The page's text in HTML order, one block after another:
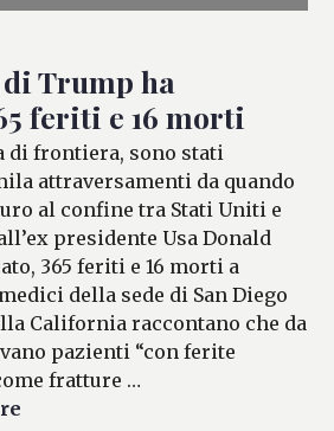
Trump ha
feriti e 16 morti
di frontiera, sono stati
attraversamenti da quando
al confine tra Stati Uniti e
presidente Usa Donald
365 feriti e 16 morti a
della sede di San Diego
California raccontano che da
pazienti “con ferite
fratture …